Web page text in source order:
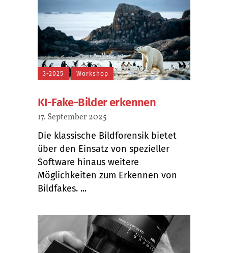
3-2025 Workshop
KI-Fake-Bilder erkennen
17. September 2025
Die klassische Bildforensik bietet
über den Einsatz von spezieller
Software hinaus weitere
Möglichkeiten zum Erkennen von
Bildfakes. ...